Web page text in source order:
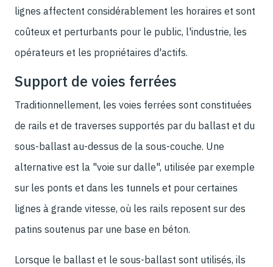
lignes affectent considérablement les horaires et sont
coûteux et perturbants pour le public, l'industrie, les
opérateurs et les propriétaires d'actifs.
Support de voies ferrées
Traditionnellement, les voies ferrées sont constituées
de rails et de traverses supportés par du ballast et du
sous-ballast au-dessus de la sous-couche. Une
alternative est la "voie sur dalle", utilisée par exemple
sur les ponts et dans les tunnels et pour certaines
lignes à grande vitesse, où les rails reposent sur des
patins soutenus par une base en béton.
Lorsque le ballast et le sous-ballast sont utilisés, ils